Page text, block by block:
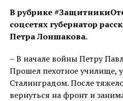
технологий в страховании
В рубрике
соцсетях губернатор
Петра Лоншакова.
– В начале войны Петру
Прошел пехотное училище,
Сталинградом. После
вернуться на фронт и